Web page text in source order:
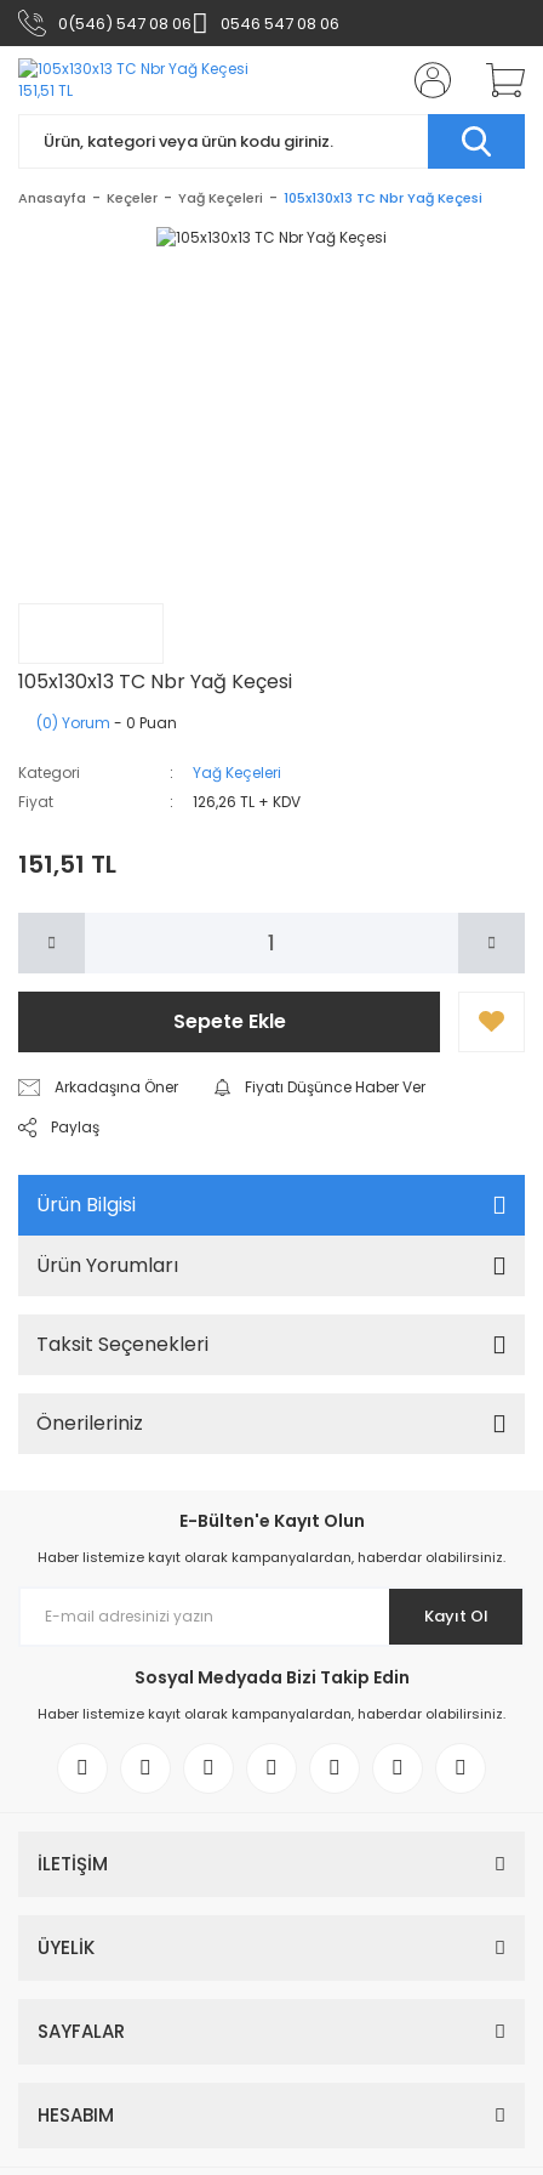
0(546) 547 08 06 0546 547 08 06
Anasayfa Keçeler Yağ Keçeleri 105x130x13 TC Nbr Yağ Keçesi
105x130x13 TC Nbr Yağ Keçesi
(0) Yorum - 0 Puan
Kategori
Yağ Keçeleri
Fiyat
126,26 TL + KDV
151,51 TL
Sepete Ekle
Arkadaşına Öner
Fiyatı Düşünce Haber Ver
Paylaş
Ürün Bilgisi
Ürün Yorumları
Taksit Seçenekleri
Önerileriniz
E-Bülten'e Kayıt Olun
Haber listemize kayıt olarak kampanyalardan, haberdar olabilirsiniz.
Kayıt Ol
Sosyal Medyada Bizi Takip Edin
Haber listemize kayıt olarak kampanyalardan, haberdar olabilirsiniz.
İLETİŞİM
ÜYELİK
SAYFALAR
HESABIM